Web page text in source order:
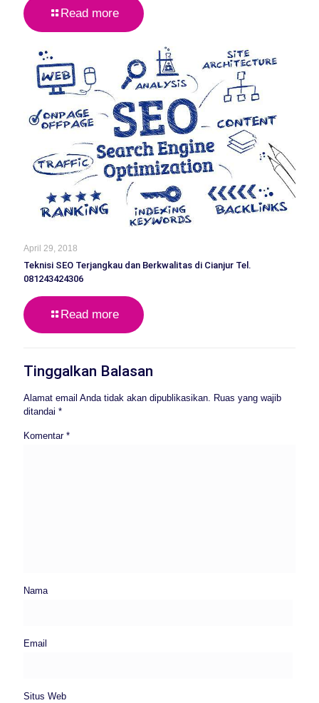
Read more
April 29, 2018
Teknisi SEO Terjangkau dan Berkwalitas di Cianjur Tel.
081243424306
Read more
Tinggalkan Balasan
Alamat email Anda tidak akan dipublikasikan. Ruas yang wajib
ditandai *
Komentar *
Nama
Email
Situs Web